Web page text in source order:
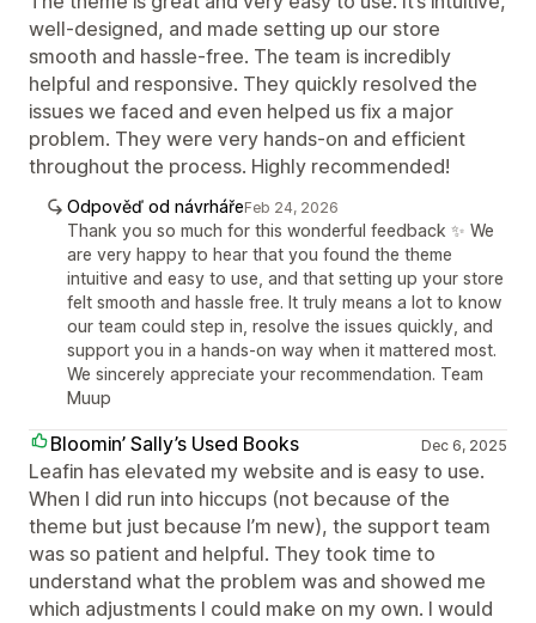
well-designed, and made setting up our store
smooth and hassle-free. The team is incredibly
helpful and responsive. They quickly resolved the
issues we faced and even helped us fix a major
problem. They were very hands-on and efficient
throughout the process. Highly recommended!
Odpověď od návrhářeFeb 24, 2026
Thank you so much for this wonderful feedback ✨ We
are very happy to hear that you found the theme
intuitive and easy to use, and that setting up your store
felt smooth and hassle free. It truly means a lot to know
our team could step in, resolve the issues quickly, and
support you in a hands-on way when it mattered most.
We sincerely appreciate your recommendation. Team
Muup
Bloomin’ Sally’s Used Books Dec 6, 2025
Leafin has elevated my website and is easy to use.
When I did run into hiccups (not because of the
theme but just because I’m new), the support team
was so patient and helpful. They took time to
understand what the problem was and showed me
which adjustments I could make on my own. I would